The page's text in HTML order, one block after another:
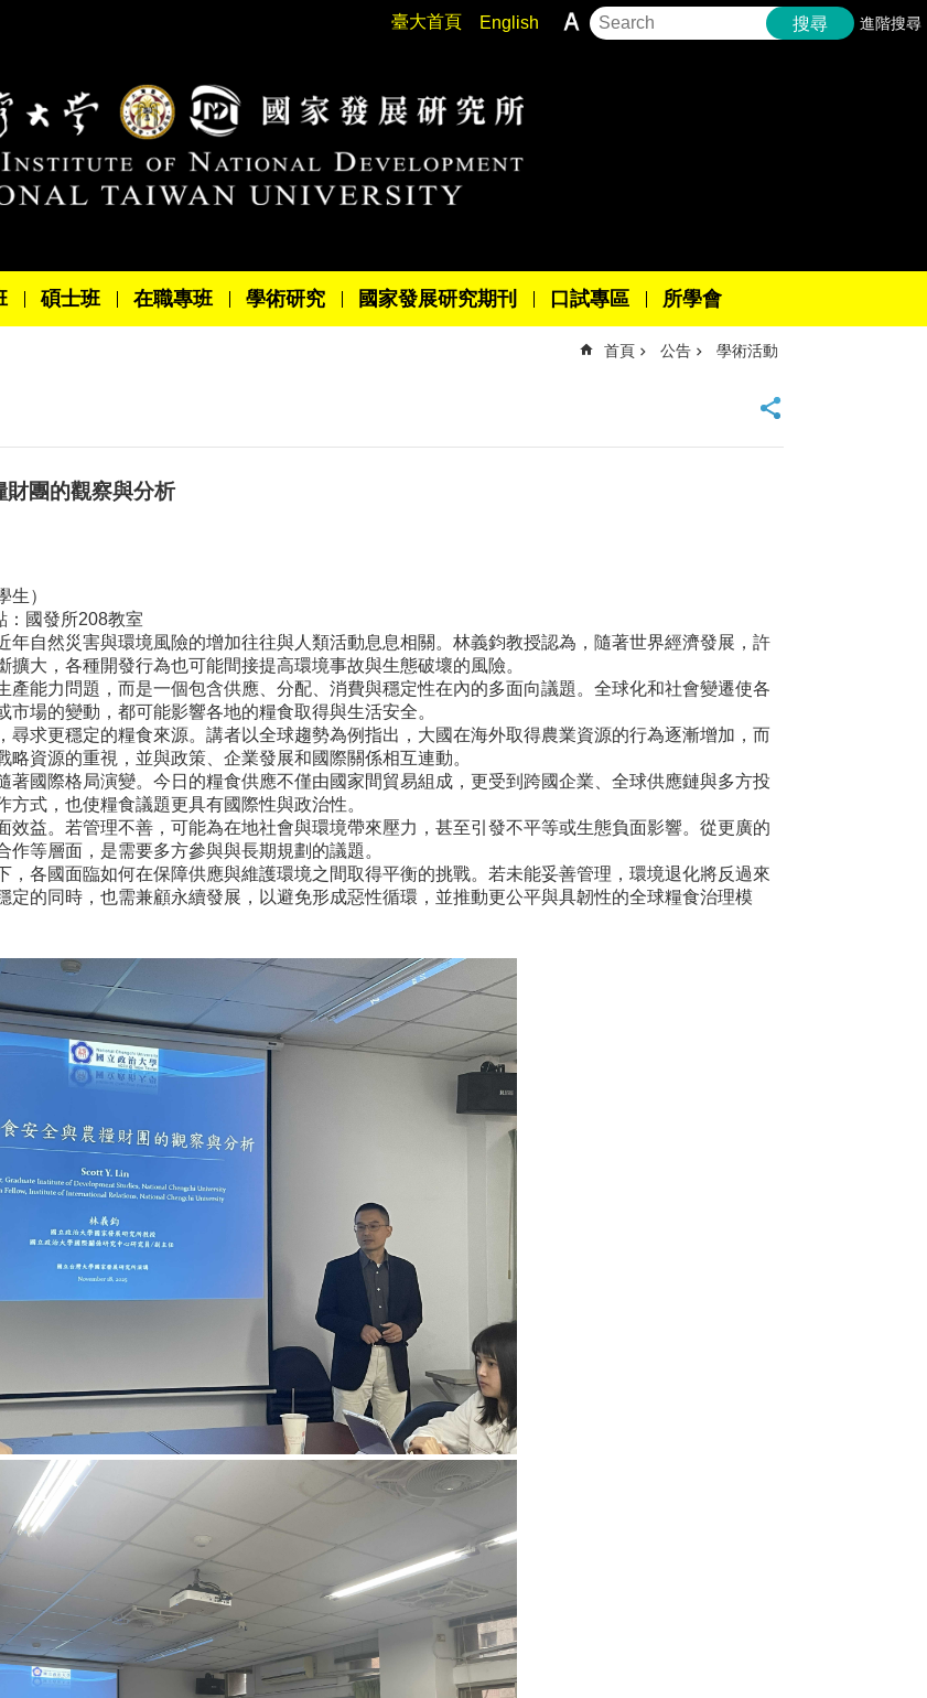
臺大首頁 English 搜尋 進階搜尋
碩士班 在職專班 學術研究 國家發展研究期刊 口試專區 所學會
首頁 公告 學術活動
財團的觀察與分析
）
國發所208教室
自然災害與環境風險的增加往往與人類活動息息相關。林義鈞教授認為，隨著世界經濟發展，許
大，各種開發行為也可能間接提高環境事故與生態破壞的風險。
能力問題，而是一個包含供應、分配、消費與穩定性在內的多面向議題。全球化和社會變遷使各
場的變動，都可能影響各地的糧食取得與生活安全。
求更穩定的糧食來源。講者以全球趨勢為例指出，大國在海外取得農業資源的行為逐漸增加，而
資源的重視，並與政策、企業發展和國際關係相互連動。
國際格局演變。今日的糧食供應不僅由國家間貿易組成，更受到跨國企業、全球供應鏈與多方投
式，也使糧食議題更具有國際性與政治性。
益。若管理不善，可能為在地社會與環境帶來壓力，甚至引發不平等或生態負面影響。從更廣的
等層面，是需要多方參與與長期規劃的議題。
各國面臨如何在保障供應與維護環境之間取得平衡的挑戰。若未能妥善管理，環境退化將反過來
的同時，也需兼顧永續發展，以避免形成惡性循環，並推動更公平與具韌性的全球糧食治理模